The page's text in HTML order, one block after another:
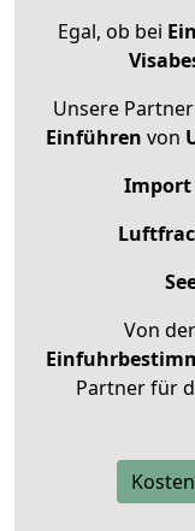
Egal, ob bei
Unsere
Einführen von
Import
Von der
Partner für